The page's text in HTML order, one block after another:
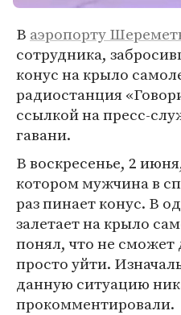
В аэропорту
сотрудника,
конус на крыло
радиостанция
ссылкой на пресс-
гавани.
В воскресенье, 2
котором мужчина в
раз пинает конус. В
залетает на крыло
понял, что не сможет
просто уйти.
данную ситуацию
прокомментировали.